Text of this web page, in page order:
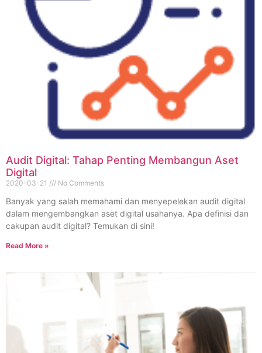
Audit Digital: Tahap Penting Membangun Aset
Digital
2020-03-21 No Comments
Banyak yang salah memahami dan menyepelekan audit digital
dalam mengembangkan aset digital usahanya. Apa definisi dan
cakupan audit digital? Temukan di sini!
Read More »